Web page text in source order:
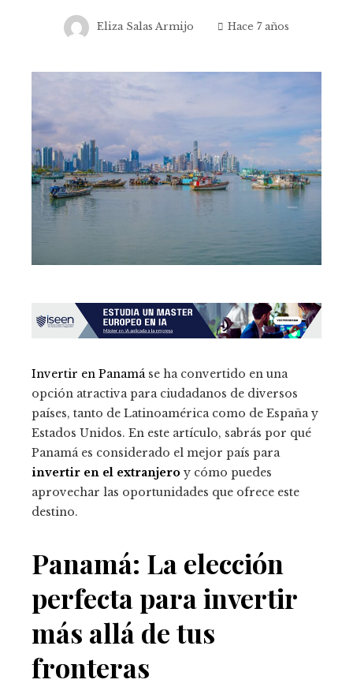
Eliza Salas Armijo Hace 7 años
Invertir en Panamáse ha convertido en una
opción atractiva para ciudadanos de diversos
países, tanto de Latinoamérica como de España y
Estados Unidos. En este artículo, sabrás por qué
Panamá es considerado el mejor país para
invertir en el extranjero y cómo puedes
aprovechar las oportunidades que ofrece este
destino.
Panamá: La elección
perfecta para invertir
más allá de tus
fronteras